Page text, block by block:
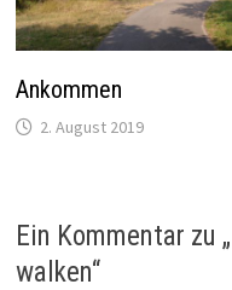
Ankommen
2. August 2019
Ein Kommentar zu „
walken“